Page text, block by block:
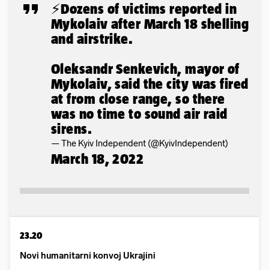
⚡️Dozens of victims reported in
Mykolaiv after March 18 shelling
and airstrike.
Oleksandr Senkevich, mayor of
Mykolaiv, said the city was fired
at from close range, so there
was no time to sound air raid
sirens.
— The Kyiv Independent (@KyivIndependent)
March 18, 2022
23.20
Novi humanitarni konvoj Ukrajini